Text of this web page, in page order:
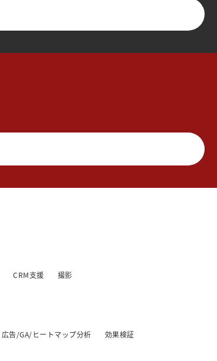
CRM支援 撮影
広告/GA/ヒートマップ分析 効果検証